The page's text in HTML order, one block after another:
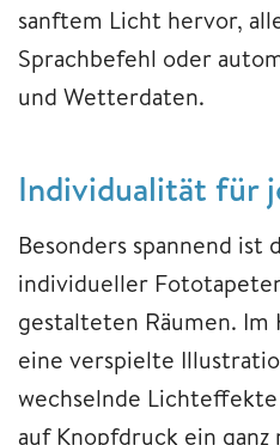
sanftem Licht hervor,
Sprachbefehl oder
und Wetterdaten.
Individualität für
Besonders spannend ist
individueller
gestalteten Räumen. Im
eine verspielte
wechselnde
auf Knopfdruck ein